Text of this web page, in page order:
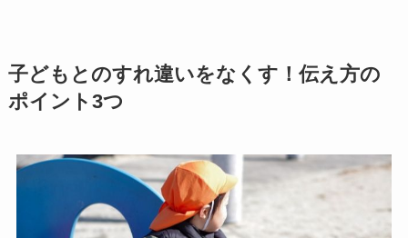
子どもとのすれ違いをなくす！伝え方の
ポイント3つ